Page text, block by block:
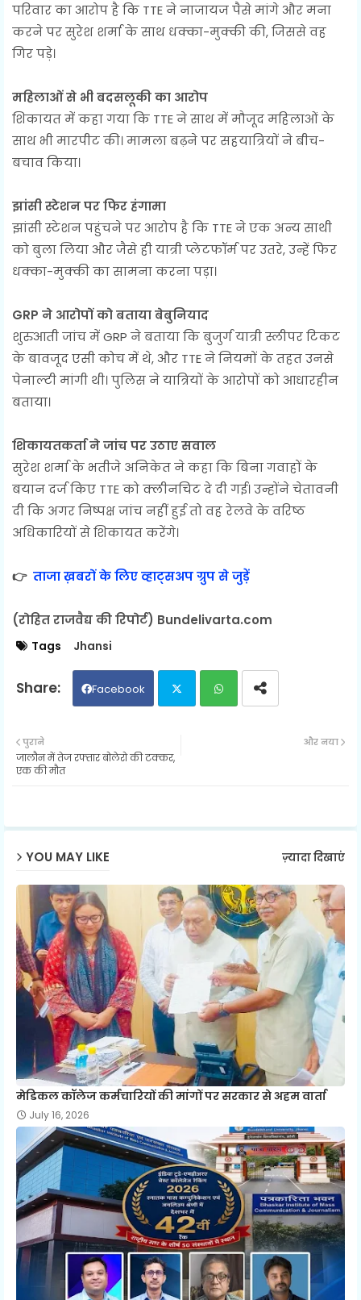
परिवार का आरोप है कि TTE ने नाजायज पैसे मांगे और मना
करने पर सुरेश शर्मा के साथ धक्का-मुक्की की, जिससे वह
गिर पड़े।
महिलाओं से भी बदसलूकी का आरोप
शिकायत में कहा गया कि TTE ने साथ में मौजूद महिलाओं के
साथ भी मारपीट की। मामला बढ़ने पर सहयात्रियों ने बीच-
बचाव किया।
झांसी स्टेशन पर फिर हंगामा
झांसी स्टेशन पहुंचने पर आरोप है कि TTE ने एक अन्य साथी
को बुला लिया और जैसे ही यात्री प्लेटफॉर्म पर उतरे, उन्हें फिर
धक्का-मुक्की का सामना करना पड़ा।
GRP ने आरोपों को बताया बेबुनियाद
शुरुआती जांच में GRP ने बताया कि बुजुर्ग यात्री स्लीपर टिकट
के बावजूद एसी कोच में थे, और TTE ने नियमों के तहत उनसे
पेनाल्टी मांगी थी। पुलिस ने यात्रियों के आरोपों को आधारहीन
बताया।
शिकायतकर्ता ने जांच पर उठाए सवाल
सुरेश शर्मा के भतीजे अनिकेत ने कहा कि बिना गवाहों के
बयान दर्ज किए TTE को क्लीनचिट दे दी गई। उन्होंने चेतावनी
दी कि अगर निष्पक्ष जांच नहीं हुई तो वह रेलवे के वरिष्ठ
अधिकारियों से शिकायत करेंगे।
👉 ताजा ख़बरों के लिए व्हाट्सअप ग्रुप से जुड़ें
(रोहित राजवैद्य की रिपोर्ट) Bundelivarta.com
Tags Jhansi
Facebook
ter
p
और नया
पुराने
जालौन में तेज रफ्तार बोलेरो की टक्कर,
एक की मौत
YOU MAY LIKE ज़्यादा दिखाएं
मेडिकल कॉलेज कर्मचारियों की मांगों पर सरकार से अहम वार्ता
July 16, 2026